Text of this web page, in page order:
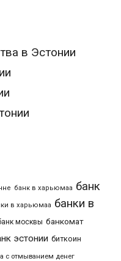
в Эстонии
банк в харьюмаа банк
в харьюмаа банки в
москвы банкомат
эстонии биткоин
с отмыванием денег